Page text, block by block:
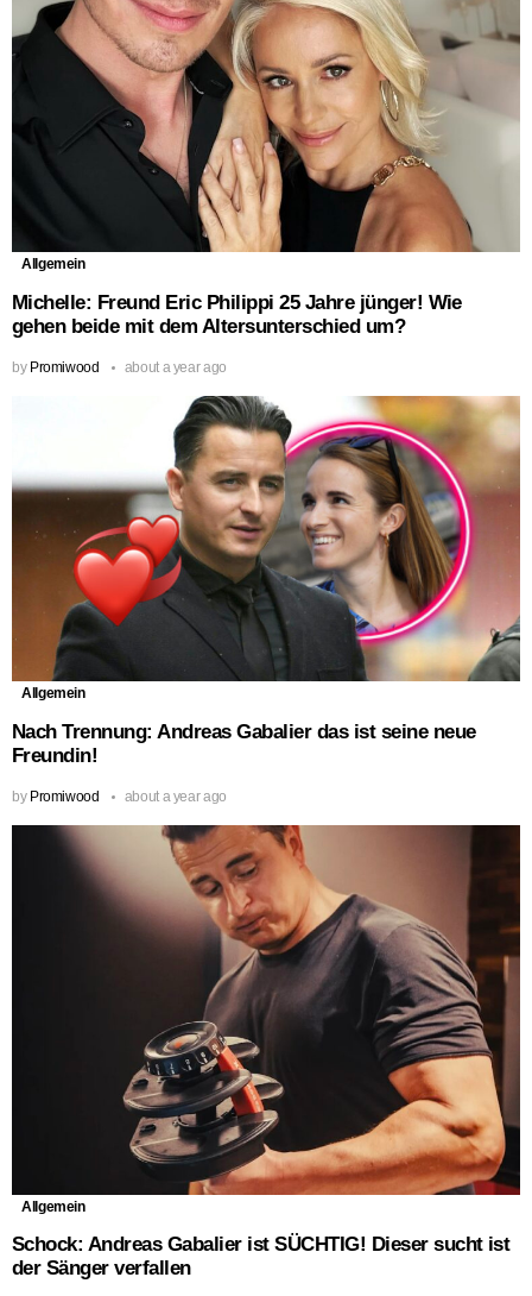
Allgemein
Michelle: Freund Eric Philippi 25 Jahre jünger! Wie
gehen beide mit dem Altersunterschied um?
by Promiwood about a year ago
Allgemein
Nach Trennung: Andreas Gabalier das ist seine neue
Freundin!
by Promiwood about a year ago
Allgemein
Schock: Andreas Gabalier ist SÜCHTIG! Dieser sucht ist
der Sänger verfallen